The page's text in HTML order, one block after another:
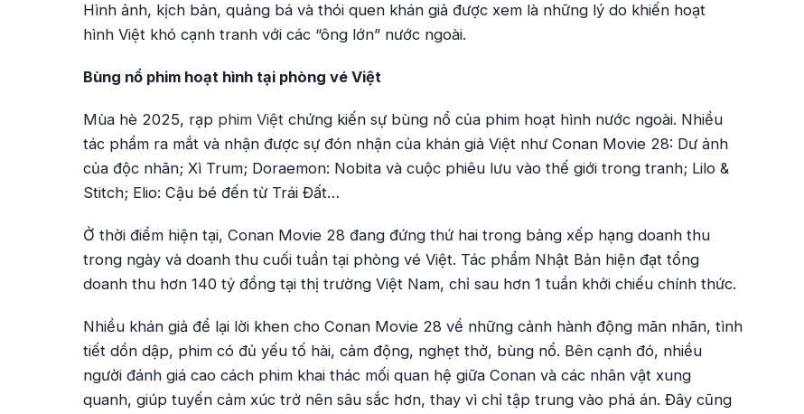
Hình ảnh, kịch bản, quảng bá và thói quen khán giả được xem là những lý do khiến hoạt
hình Việt khó cạnh tranh với các “ông lớn” nước ngoài.
Bùng nổ phim hoạt hình tại phòng vé Việt
Mùa hè 2025, rạp phim Việt chứng kiến sự bùng nổ của phim hoạt hình nước ngoài. Nhiều
tác phẩm ra mắt và nhận được sự đón nhận của khán giả Việt như Conan Movie 28: Dư ảnh
của độc nhãn; Xì Trum; Doraemon: Nobita và cuộc phiêu lưu vào thế giới trong tranh; Lilo &
Stitch; Elio: Cậu bé đến từ Trái Đất…
Ở thời điểm hiện tại, Conan Movie 28 đang đứng thứ hai trong bảng xếp hạng doanh thu
trong ngày và doanh thu cuối tuần tại phòng vé Việt. Tác phẩm Nhật Bản hiện đạt tổng
doanh thu hơn 140 tỷ đồng tại thị trường Việt Nam, chỉ sau hơn 1 tuần khởi chiếu chính thức.
Nhiều khán giả để lại lời khen cho Conan Movie 28 về những cảnh hành động mãn nhãn, tình
tiết dồn dập, phim có đủ yếu tố hài, cảm động, nghẹt thở, bùng nổ. Bên cạnh đó, nhiều
người đánh giá cao cách phim khai thác mối quan hệ giữa Conan và các nhân vật xung
quanh, giúp tuyến cảm xúc trở nên sâu sắc hơn, thay vì chỉ tập trung vào phá án. Đây cũng